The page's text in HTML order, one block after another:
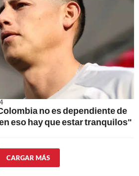
no es dependiente de
eso hay que estar tranquilos"
CARGAR MÁS